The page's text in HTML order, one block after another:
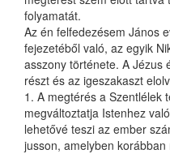
folyamatát.
Az én felfedezésem János
fejezetéből való, az egyik
asszony története. A Jézus
részt és az igeszakaszt
1. A megtérés a Szentlélek
megváltoztatja Istenhez
lehetővé teszi az ember
jusson, amelyben korábban